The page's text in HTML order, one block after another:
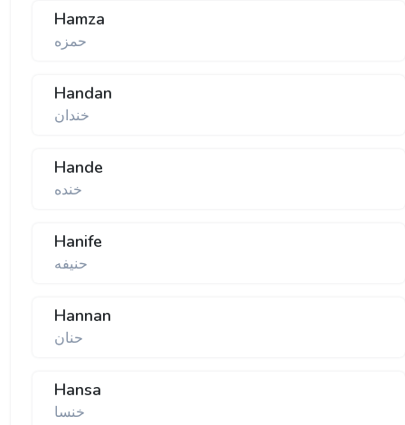
Hamza
حمزه
Handan
خندان
Hande
خنده
Hanife
حنیفه
Hannan
حنان
Hansa
خنسا